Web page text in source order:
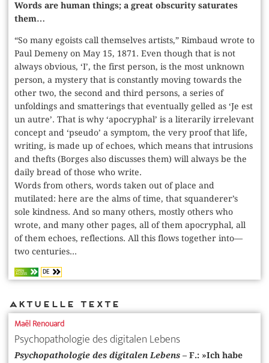
Words are human things; a great obscurity saturates
them…
“So many egoists call themselves artists,” Rimbaud wrote to
Paul Demeny on May 15, 1871. Even though that is not
always obvious, ‘I’, the first person, is the most unknown
person, a mystery that is constantly moving towards the
other two, the second and third persons, a series of
unfoldings and smatterings that eventually gelled as ‘Je est
un autre’. That is why ‘apocryphal’ is a literarily irrelevant
concept and ‘pseudo’ a symptom, the very proof that life,
writing, is made up of echoes, which means that intrusions
and thefts (Borges also discusses them) will always be the
daily bread of those who write.
Words from others, words taken out of place and
mutilated: here are the alms of time, that squanderer’s
sole kindness. And so many others, mostly others who
wrote, and many other pages, all of them apocryphal, all
of them echoes, reflections. All this flows together into—
two centuries...
OPEN
ACCESS DE
Aktuelle Texte
Maël Renouard
Psychopathologie des digitalen Lebens
Psychopathologie des digitalen Lebens – F.: »Ich habe